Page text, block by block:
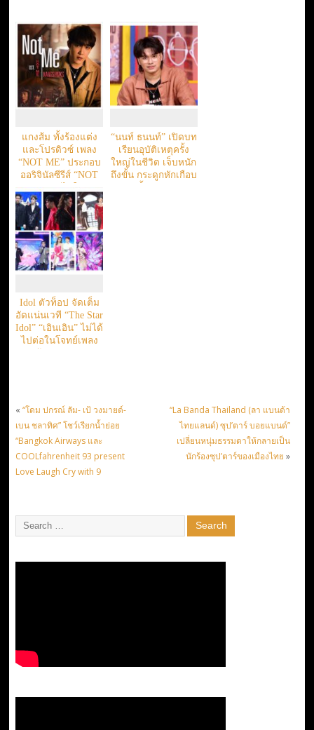
แกงส้ม ทั้งร้องแต่ง
และโปรดิวซ์ เพลง
“NOT ME” ประกอบ
ออริจินัลซีรีส์ “NOT
“นนท์ ธนนท์” เปิดบท
เรียนอุบัติเหตุครั้ง
ใหญ่ในชีวิต เจ็บหนัก
ถึงขั้น กระดูกหักเกือบ
Idol ตัวท็อป จัดเต็ม
อัดแน่นเวที “The Star
Idol” “เอินเอิน” ไม่ได้
ไปต่อในโจทย์เพลง
« “โดม ปกรณ์ ลัม- เป้ วงมายด์-
เบน ชลาทิศ” โชว์เรียกน้ำย่อย
“Bangkok Airways และ
COOLfahrenheit 93 present
Love Laugh Cry with 9
“La Banda Thailand (ลา แบนด้า
ไทยแลนด์) ซุป’ตาร์ บอยแบนด์”
เปลี่ยนหนุ่มธรรมดาให้กลายเป็น
นักร้องซุป’ตาร์ของเมืองไทย »